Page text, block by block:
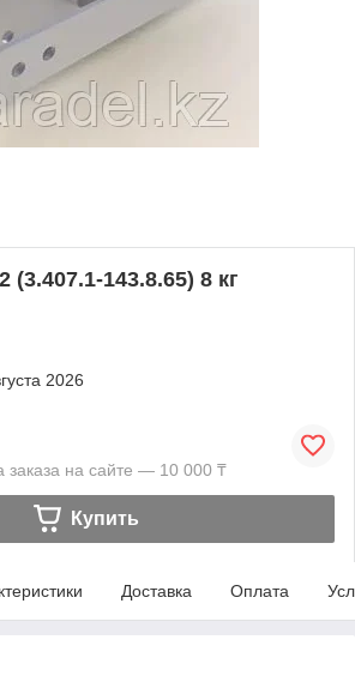
143.8.65) 8 кг
2026
на сайте — 10 000 ₸
Купить
Доставка Оплата